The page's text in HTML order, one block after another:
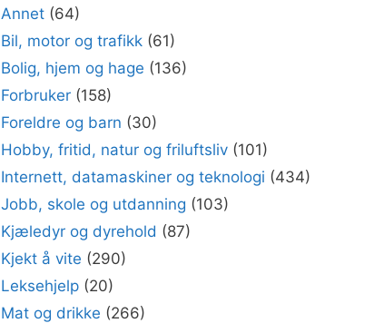
Annet (64)
Bil, motor og trafikk (61)
Bolig, hjem og hage (136)
Forbruker (158)
Foreldre og barn (30)
Hobby, fritid, natur og friluftsliv (101)
Internett, datamaskiner og teknologi (434)
Jobb, skole og utdanning (103)
Kjæledyr og dyrehold (87)
Kjekt å vite (290)
Leksehjelp (20)
Mat og drikke (266)